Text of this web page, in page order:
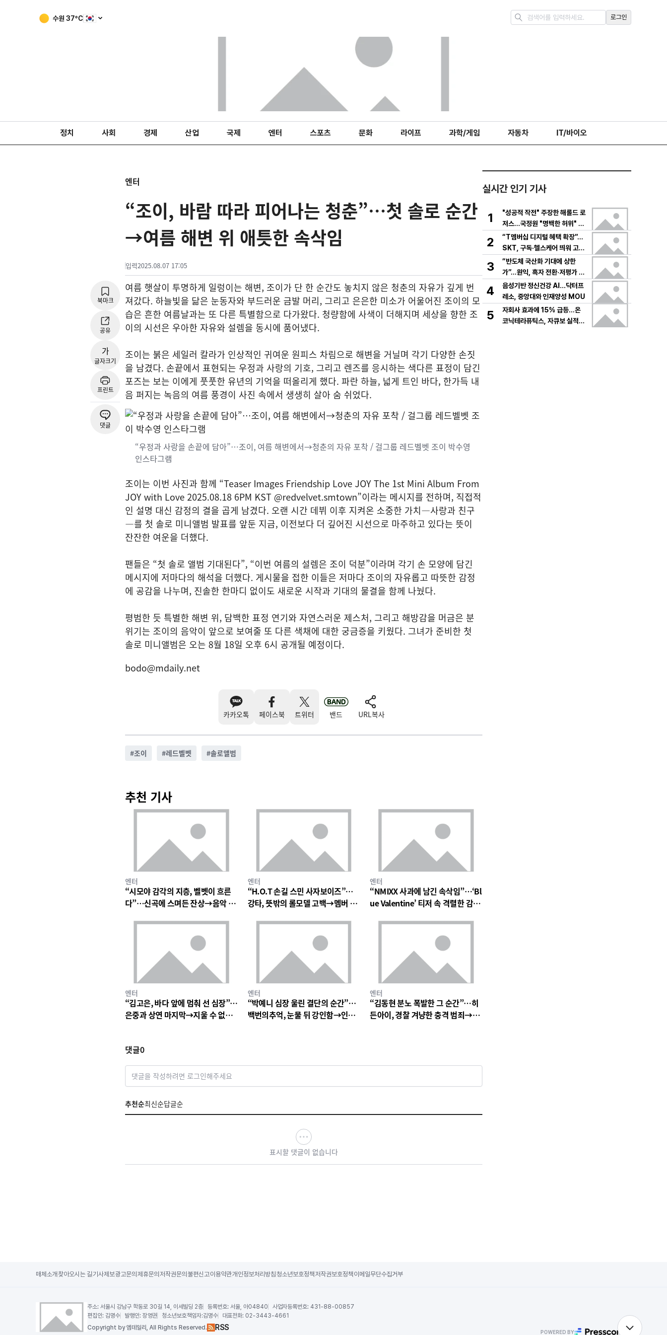
수원 37ºC 로그인
정치 사회 경제 산업 국제 엔터 스포츠 문화 라이프 과학/게임 자동차 IT/바이오
엔터
“조이, 바람 따라 피어나는 청춘”…첫 솔로 순간
→여름 해변 위 애틋한 속삭임
입력2025.08.07 17:05
북마크
공유
가
글자크기
프린트
댓글
여름 햇살이 투명하게 일렁이는 해변, 조이가 단 한 순간도 놓치지 않은 청춘의 자유가 깊게 번
져갔다. 하늘빛을 닮은 눈동자와 부드러운 금발 머리, 그리고 은은한 미소가 어울어진 조이의 모
습은 흔한 여름날과는 또 다른 특별함으로 다가왔다. 청량함에 사색이 더해지며 세상을 향한 조
이의 시선은 우아한 자유와 설렘을 동시에 품어냈다.
조이는 붉은 세일러 칼라가 인상적인 귀여운 원피스 차림으로 해변을 거닐며 각기 다양한 손짓
을 남겼다. 손끝에서 표현되는 우정과 사랑의 기호, 그리고 렌즈를 응시하는 색다른 표정이 담긴
포즈는 보는 이에게 풋풋한 유년의 기억을 떠올리게 했다. 파란 하늘, 넓게 트인 바다, 한가득 내
음 퍼지는 녹음의 여름 풍경이 사진 속에서 생생히 살아 숨 쉬었다.
“우정과 사랑을 손끝에 담아”…조이, 여름 해변에서→청춘의 자유 포착 / 걸그룹 레드벨벳 조이 박수영
인스타그램
조이는 이번 사진과 함께 “Teaser Images Friendship Love JOY The 1st Mini Album From
JOY with Love 2025.08.18 6PM KST @redvelvet.smtown”이라는 메시지를 전하며, 직접적
인 설명 대신 감정의 결을 곱게 남겼다. 오랜 시간 데뷔 이후 지켜온 소중한 가치—사랑과 친구
—를 첫 솔로 미니앨범 발표를 앞둔 지금, 이전보다 더 깊어진 시선으로 마주하고 있다는 뜻이
잔잔한 여운을 더했다.
팬들은 “첫 솔로 앨범 기대된다”, “이번 여름의 설렘은 조이 덕분”이라며 각기 손 모양에 담긴
메시지에 저마다의 해석을 더했다. 게시물을 접한 이들은 저마다 조이의 자유롭고 따뜻한 감정
에 공감을 나누며, 진솔한 한마디 없이도 새로운 시작과 기대의 물결을 함께 나눴다.
평범한 듯 특별한 해변 위, 담백한 표정 연기와 자연스러운 제스처, 그리고 해방감을 머금은 분
위기는 조이의 음악이 앞으로 보여줄 또 다른 색채에 대한 궁금증을 키웠다. 그녀가 준비한 첫
솔로 미니앨범은 오는 8월 18일 오후 6시 공개될 예정이다.
bodo@mdaily.net
카카오톡 페이스북 트위터 밴드 URL복사
#조이 #레드벨벳 #솔로앨범
추천 기사
엔터
“시모야 감각의 지층, 벨벳이 흐른
다”…신곡에 스며든 잔상→음악 팬
엔터
“H.O.T 손길 스민 사자보이즈”…
강타, 뜻밖의 롤모델 고백→멤버 폭
엔터
“NMIXX 사과에 남긴 속삭임”…‘Bl
ue Valentine’ 티저 속 격렬한 감정
엔터
“김고은, 바다 앞에 멈춰 선 심장”…
은중과 상연 마지막→지울 수 없는
엔터
“박예니 심장 울린 결단의 순간”…
백번의추억, 눈물 뒤 강인함→인물
엔터
“김동현 분노 폭발한 그 순간”…히
든아이, 경찰 겨냥한 충격 범죄→출
댓글0
댓글을 작성하려면 로그인해주세요
추천순최신순답글순
표시할 댓글이 없습니다
실시간 인기 기사
1
"성공적 작전" 주장한 해롤드 로
저스…국정원 "명백한 허위" 정
면 충돌
2
“T멤버십 디지털 혜택 확장”…
SKT, 구독·헬스케어 띄워 고객
락인
3
“반도체 국산화 기대에 상한
가”…원익, 흑자 전환·저평가 매
력에 주가 급등
4
음성기반 정신건강 AI…닥터프
레소, 중앙대와 인재양성 MOU
5
자회사 효과에 15% 급등…온
코닉테라퓨틱스, 자큐보 실적
매체소개 찾아오시는 길기사제보광고문의 제휴문의 저작권문의 불편신고이용약관개인정보처리방침 청소년보호정책저작권보호정책 이메일무단수집거부
주소:서울시 강남구 학동로 30길 14, 이세빌딩 2층 등록번호: 서울, 아04840 사업자등록번호: 431-88-00857
편집인: 김명수 발행인:장영권 청소년보호책임자:김명수 대표전화: 02-3443-4661
Copyright by 엠데일리, All Rights Reserved. RSS POWERED BY